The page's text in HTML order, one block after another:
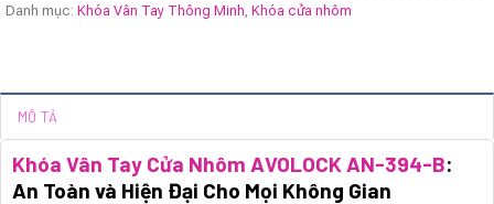
Danh mục: Khóa Vân Tay Thông Minh Khóa cửa nhôm
MÔ TẢ
Khóa Vân Tay Cửa Nhôm AVOLOCK AN-394-B:
An Toàn và Hiện Đại Cho Mọi Không Gian